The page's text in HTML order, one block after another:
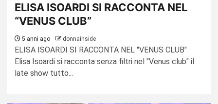
ELISA ISOARDI SI RACCONTA NEL
“VENUS CLUB”
5 anni ago donnainside
ELISA ISOARDI SI RACCONTA NEL "VENUS CLUB"
Elisa Isoardi si racconta senza filtri nel "Venus club" il
late show tutto...